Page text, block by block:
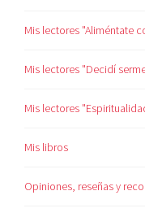
Mis lectores "Aliméntate
Mis lectores "Decidí
Mis lectores
Mis libros
Opiniones, reseñas y